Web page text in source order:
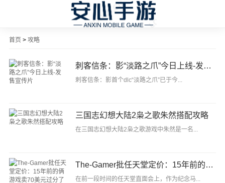
首页 > 攻略
刺客信条：影“淡路之爪”今日上线-发售宣传片
刺客信条：影首个dlc“淡路之爪”已于今...
三国志幻想大陆2枭之歌朱然搭配攻略
在三国志幻想大陆2枭之歌游戏中朱然是一名...
The-Gamer批任天堂定价：15年前的俩游戏卖70美元过分了
在前一段时间的任天堂直面会上，作为纪念马...